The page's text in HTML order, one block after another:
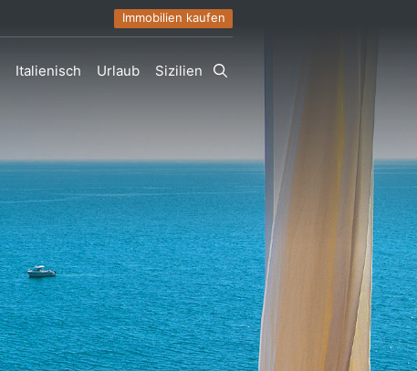
Immobilien kaufen
Italienisch Urlaub Sizilien